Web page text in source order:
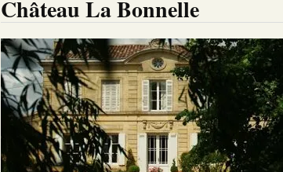
Château La Bonnelle